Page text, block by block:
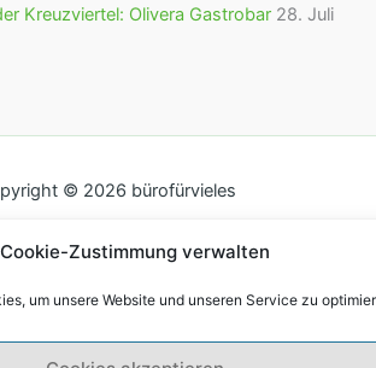
Cookie-Zustimmung verwalten
um unsere Website und unseren Service zu
Kreuzviertel: Olivera Gastrobar 28. Juli
© 2026 bürofürvieles